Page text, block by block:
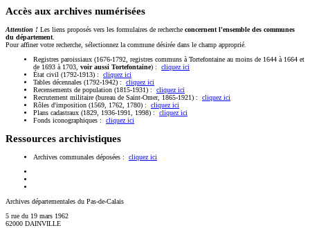
Accès aux archives numérisées
Attention ! Les liens proposés vers les formulaires de recherche concernent l'ensemble des communes
du département
Pour affiner votre recherche, sélectionnez la commune désirée dans le champ approprié.
Registres paroissiaux (1676-1792, registres communs à Tortefontaine au moins de 1644 à 1664 et
de 1693 à 1703, voir aussi Tortefontaine) : cliquez ici
État civil (1792-1913) : cliquez ici
Tables décennales (1792-1942) : cliquez ici
Recensements de population (1815-1931) : cliquez ici
Recrutement militaire (bureau de Saint-Omer, 1865-1921) : cliquez ici
Rôles d'imposition (1569, 1762, 1780) : cliquez ici
Plans cadastraux (1829, 1936-1991, 1998) : cliquez ici
Fonds iconographiques : cliquez ici
Ressources archivistiques
Archives communales déposées : cliquez ici
Archives départementales du Pas-de-Calais
5 rue du 19 mars 1962
62000 DAINVILLE